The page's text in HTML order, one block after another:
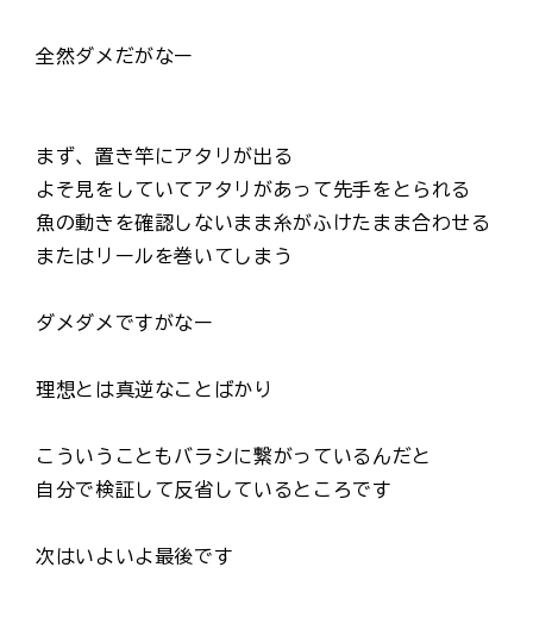
全然ダメだがなー
まず、置き竿にアタリが出る
よそ見をしていてアタリがあって先手をとられる
魚の動きを確認しないまま糸がふけたまま合わせる
またはリールを巻いてしまう
ダメダメですがなー
理想とは真逆なことばかり
こういうこともバラシに繋がっているんだと
自分で検証して反省しているところです
次はいよいよ最後です